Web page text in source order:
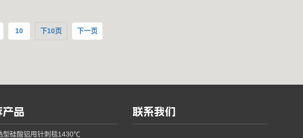
10 下10页 下一页
产品
型硅酸铝甩针刺毯1430℃
联系我们